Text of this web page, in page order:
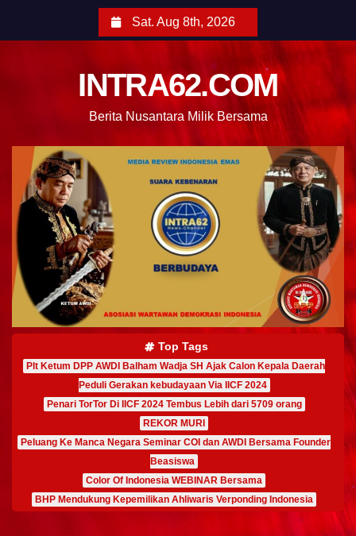
Sat. Aug 8th, 2026
INTRA62.COM
Berita Nusantara Milik Bersama
Top Tags
Plt Ketum DPP AWDI Balham Wadja SH Ajak Calon Kepala Daerah
Peduli Gerakan kebudayaan Via IICF 2024
Penari TorTor Di IICF 2024 Tembus Lebih dari 5709 orang
REKOR MURI
Peluang Ke Manca Negara Seminar COI dan AWDI Bersama Founder
Beasiswa
Color Of Indonesia WEBINAR Bersama
BHP Mendukung Kepemilikan Ahliwaris Verponding Indonesia